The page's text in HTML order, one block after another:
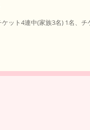
ット4連中(家族3名) 1名、チ